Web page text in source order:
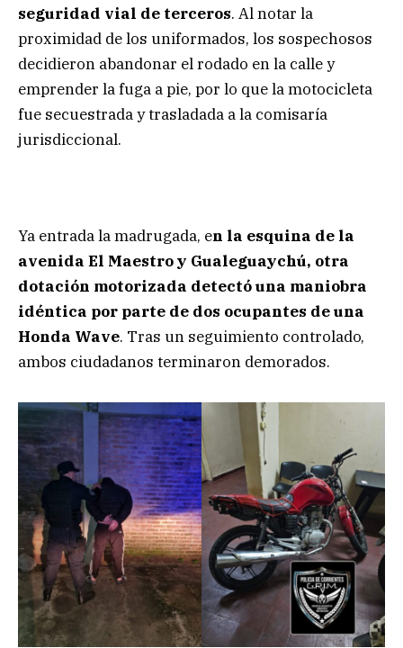
seguridad vial de terceros. Al notar la
proximidad de los uniformados, los sospechosos
decidieron abandonar el rodado en la calle y
emprender la fuga a pie, por lo que la motocicleta
fue secuestrada y trasladada a la comisaría
jurisdiccional.
Ya entrada la madrugada, en la esquina de la
avenida El Maestro y Gualeguaychú, otra
dotación motorizada detectó una maniobra
idéntica por parte de dos ocupantes de una
Honda Wave. Tras un seguimiento controlado,
ambos ciudadanos terminaron demorados.